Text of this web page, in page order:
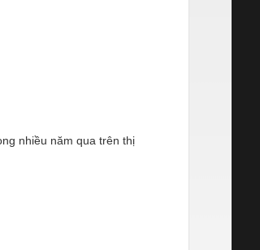
nhiều năm qua trên thị